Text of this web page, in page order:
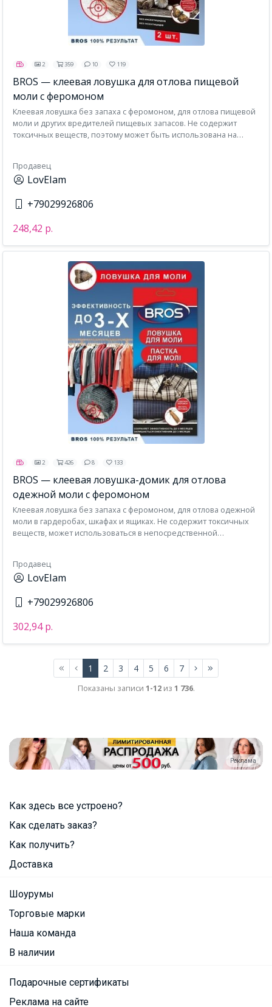
2 359 10 119
BROS — клеевая ловушка для отлова пищевой
моли с феромоном
Клеевая ловушка без запаха с феромоном, для отлова пищевой
моли и других вредителей пищевых запасов. Не содержит
токсичных веществ, поэтому может быть использована на
крупы, мука, макаронные изделия, хлопья, кофе, чай, какао,
сухофрукты и др. Ловушку можно приклеить в любом месте или
Продавец
LovEIam
+79029926806
248,42 р.
2 426 8 133
BROS — клеевая ловушка-домик для отлова
одежной моли с феромоном
Клеевая ловушка без запаха с феромоном, для отлова одежной
моли в гардеробах, шкафах и ящиках. Не содержит токсичных
веществ, может использоваться в непосредственной
Продавец
LovEIam
+79029926806
302,94 р.
1 2 3 4 5 6 7
Показаны записи 1-12из 1 736.
Реклама
Как здесь все устроено?
Как сделать заказ?
Как получить?
Доставка
Шоурумы
Торговые марки
Наша команда
В наличии
Подарочные сертификаты
Реклама на сайте